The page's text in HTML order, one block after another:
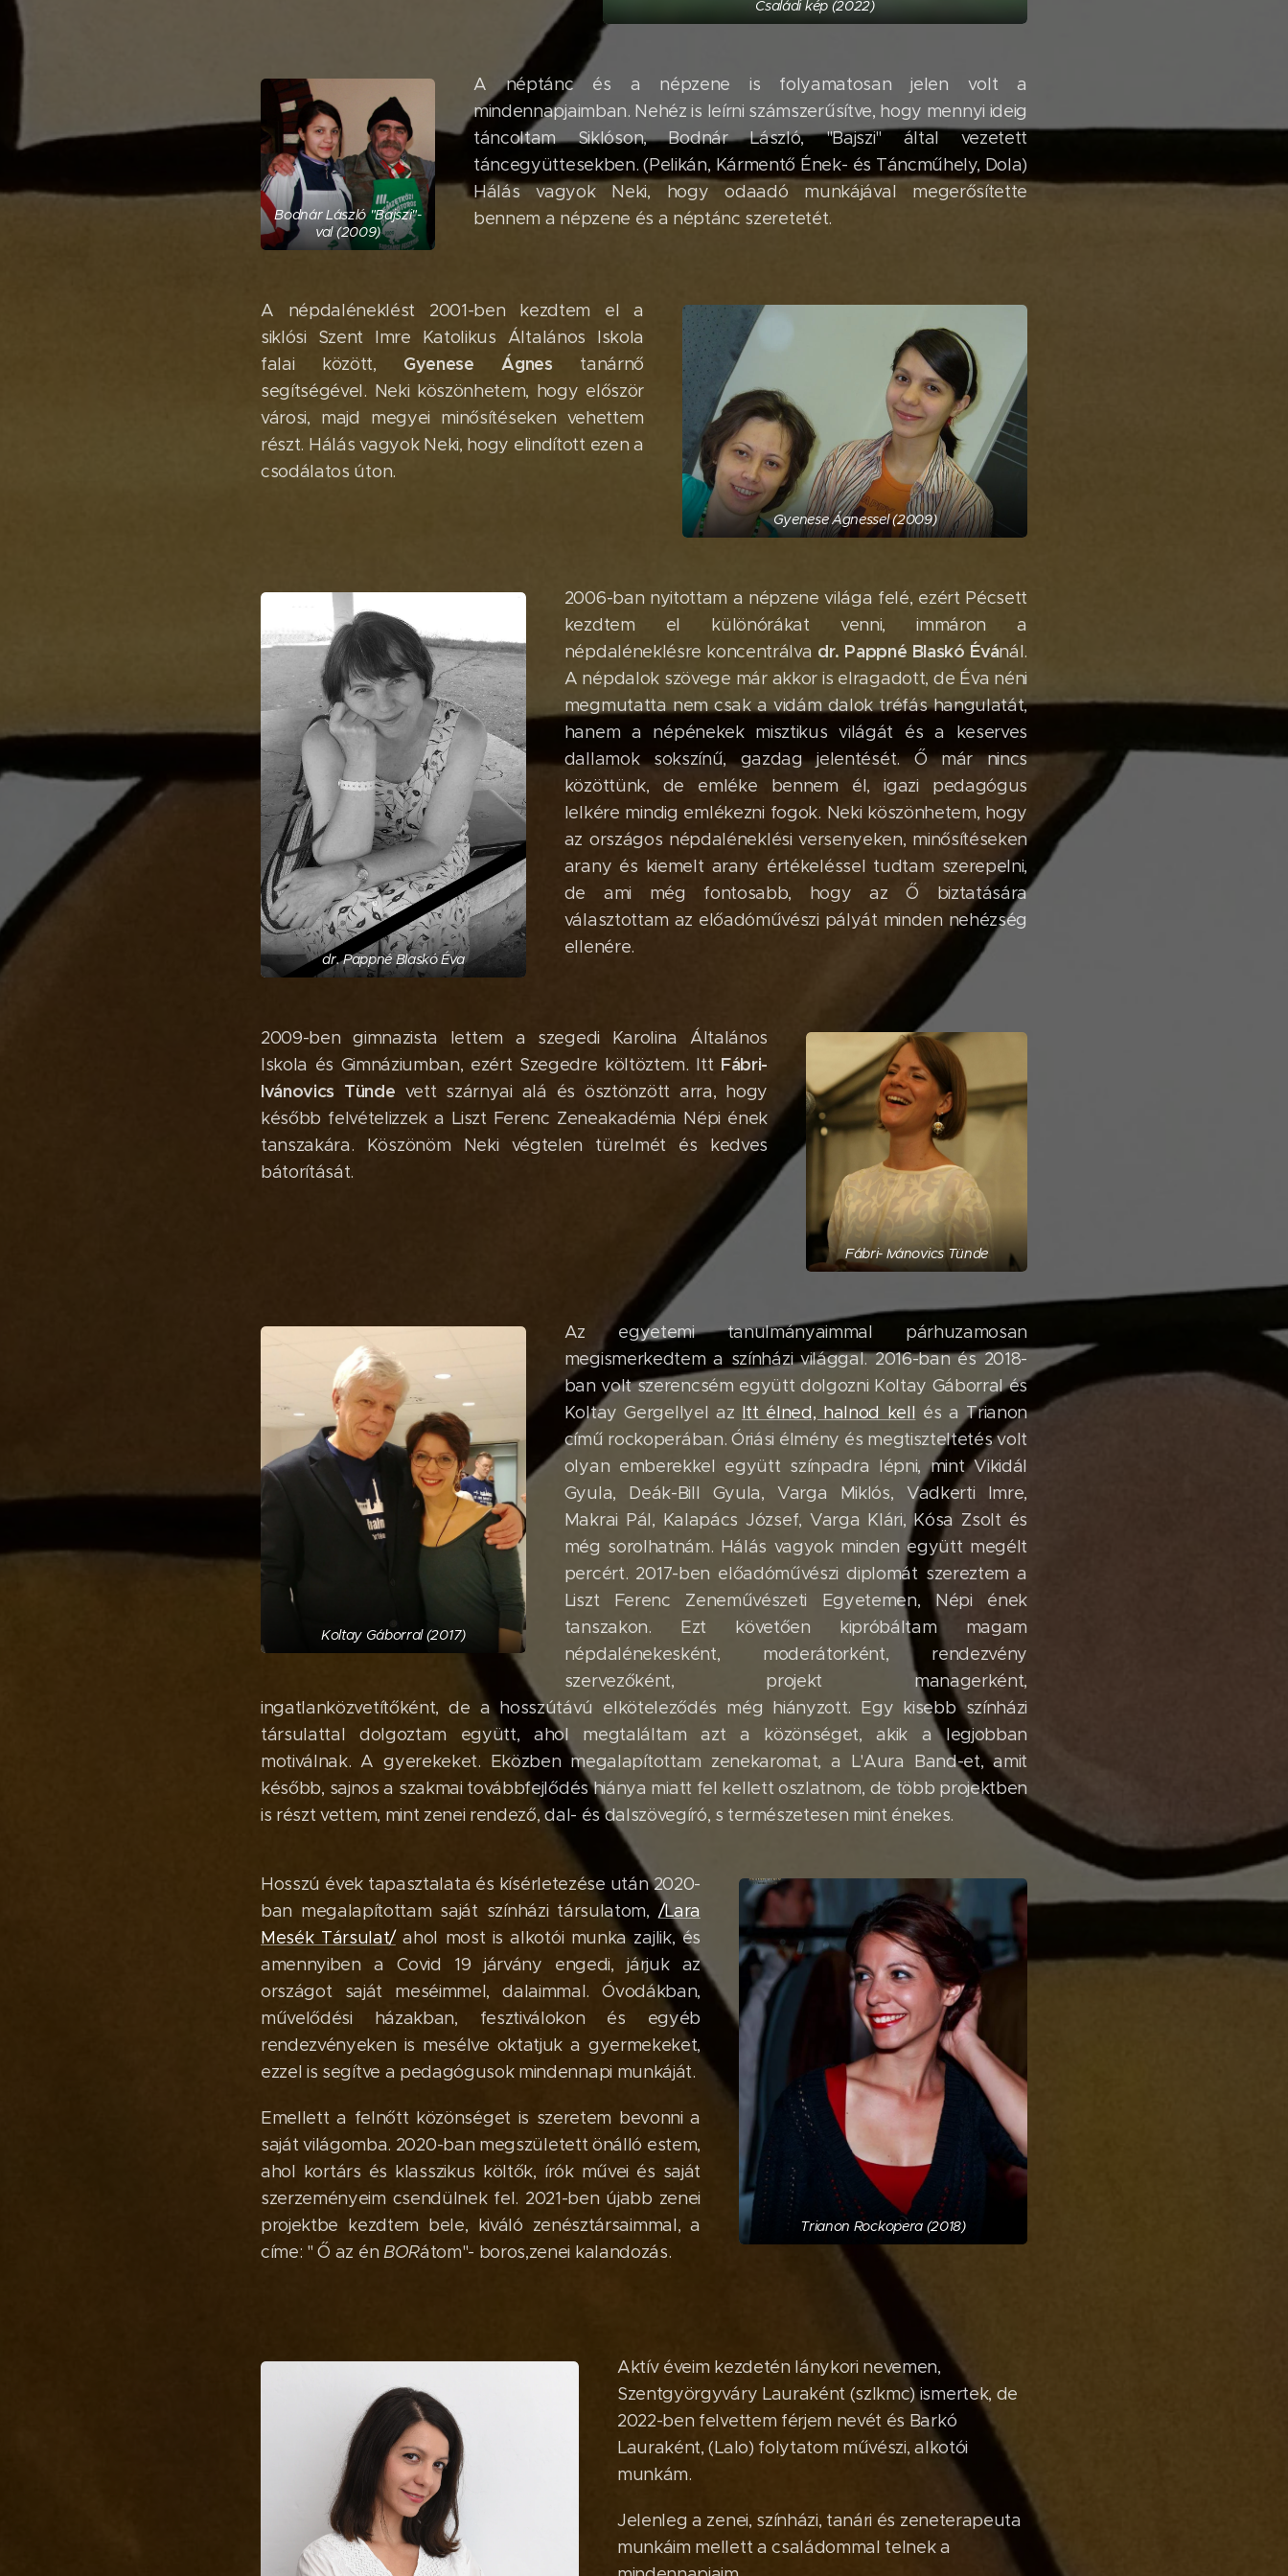
Családi kép (2022)
Bodnár László "Bajszi"-
val (2009)
A néptánc és a népzene is folyamatosan jelen volt a
mindennapjaimban. Nehéz is leírni számszerűsítve, hogy mennyi ideig
táncoltam Siklóson, Bodnár László, "Bajszi" által vezetett
táncegyüttesekben. (Pelikán, Kármentő Ének- és Táncműhely, Dola)
Hálás vagyok Neki, hogy odaadó munkájával megerősítette
bennem a népzene és a néptánc szeretetét.
Gyenese Ágnessel (2009)
A népdaléneklést 2001-ben kezdtem el a
siklósi Szent Imre Katolikus Általános Iskola
falai között, GyeneseÁgnes tanárnő
segítségével. Neki köszönhetem, hogy először
városi, majd megyei minősítéseken vehettem
részt. Hálás vagyok Neki, hogy elindított ezen a
csodálatos úton.
dr. Pappné Blaskó Éva
2006-ban nyitottam a népzene világa felé, ezért Pécsett
kezdtem el különórákat venni, immáron a
népdaléneklésre koncentrálva dr. Pappné Blaskó Évánál.
A népdalok szövege már akkor is elragadott, de Éva néni
megmutatta nem csak a vidám dalok tréfás hangulatát,
hanem a népénekek misztikus világát és a keserves
dallamok sokszínű, gazdag jelentését. Ő már nincs
közöttünk, de emléke bennem él, igazi pedagógus
lelkére mindig emlékezni fogok. Neki köszönhetem, hogy
az országos népdaléneklési versenyeken, minősítéseken
arany és kiemelt arany értékeléssel tudtam szerepelni,
de ami még fontosabb, hogy az Ő biztatására
választottam az előadóművészi pályát minden nehézség
ellenére.
Fábri- Ivánovics Tünde
2009-ben gimnazista lettem a szegedi Karolina Általános
Iskola és Gimnáziumban, ezért Szegedre költöztem. Itt Fábri-
Ivánovics Tünde vett szárnyai alá és ösztönzött arra, hogy
később felvételizzek a Liszt Ferenc Zeneakadémia Népi ének
tanszakára. Köszönöm Neki végtelen türelmét és kedves
bátorítását.
Koltay Gáborral (2017)
Az egyetemi tanulmányaimmal párhuzamosan
megismerkedtem a színházi világgal. 2016-ban és 2018-
ban volt szerencsém együtt dolgozni Koltay Gáborral és
Koltay Gergellyel az Itt élned, halnod kell és a Trianon
című rockoperában. Óriási élmény és megtiszteltetés volt
olyan emberekkel együtt színpadra lépni, mint Vikidál
Gyula, Deák-Bill Gyula, Varga Miklós, Vadkerti Imre,
Makrai Pál, Kalapács József, Varga Klári, Kósa Zsolt és
még sorolhatnám. Hálás vagyok minden együtt megélt
percért. 2017-ben előadóművészi diplomát szereztem a
Liszt Ferenc Zeneművészeti Egyetemen, Népi ének
tanszakon. Ezt követően kipróbáltam magam
népdalénekesként, moderátorként, rendezvény
szervezőként, projekt managerként,
ingatlanközvetítőként, de a hosszútávú elköteleződés még hiányzott. Egy kisebb színházi
társulattal dolgoztam együtt, ahol megtaláltam azt a közönséget, akik a legjobban
motiválnak. A gyerekeket. Eközben megalapítottam zenekaromat, a L'Aura Band-et, amit
később, sajnos a szakmai továbbfejlődés hiánya miatt fel kellett oszlatnom, de több projektben
is részt vettem, mint zenei rendező, dal- és dalszövegíró, s természetesen mint énekes.
Trianon Rockopera (2018)
Hosszú évek tapasztalata és kísérletezése után 2020-
ban megalapítottam saját színházi társulatom, /Lara
Mesék Társulat/ahol most is alkotói munka zajlik, és
amennyiben a Covid 19 járvány engedi, járjuk az
országot saját meséimmel, dalaimmal. Óvodákban,
művelődési házakban, fesztiválokon és egyéb
rendezvényeken is mesélve oktatjuk a gyermekeket,
ezzel is segítve a pedagógusok mindennapi munkáját.
Emellett a felnőtt közönséget is szeretem bevonni a
saját világomba. 2020-ban megszületett önálló estem,
ahol kortárs és klasszikus költők, írók művei és saját
szerzeményeim csendülnek fel. 2021-ben újabb zenei
projektbe kezdtem bele, kiváló zenésztársaimmal, a
címe: " Ő az énBORátom"- boros,zenei kalandozás.
Aktív éveim kezdetén lánykori nevemen,
Szentgyörgyváry Lauraként (szlkmc) ismertek, de
2022-ben felvettem férjem nevét és Barkó
Lauraként, (Lalo) folytatom művészi, alkotói
munkám.
Jelenleg a zenei, színházi, tanári és zeneterapeuta
munkáim mellett a családommal telnek a